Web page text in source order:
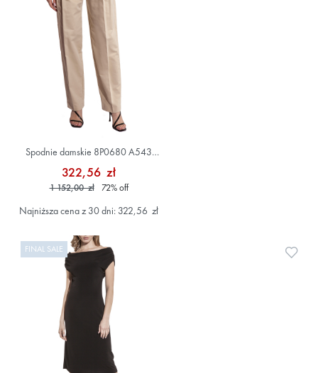
Spodnie damskie 8P0680 A543
Beżowy
322,56 zł
1 152,00 zł 72%off
Najniższa cena z 30 dni: 322,56 zł
FINAL SALE